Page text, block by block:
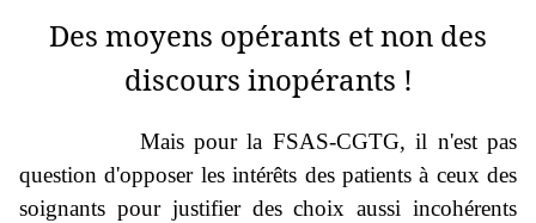
Des moyens opérants et non des
discours inopérants !
Mais pour la FSAS-CGTG, il n'est pas
question d'opposer les intérêts des patients à ceux des
soignants pour justifier des choix aussi incohérents